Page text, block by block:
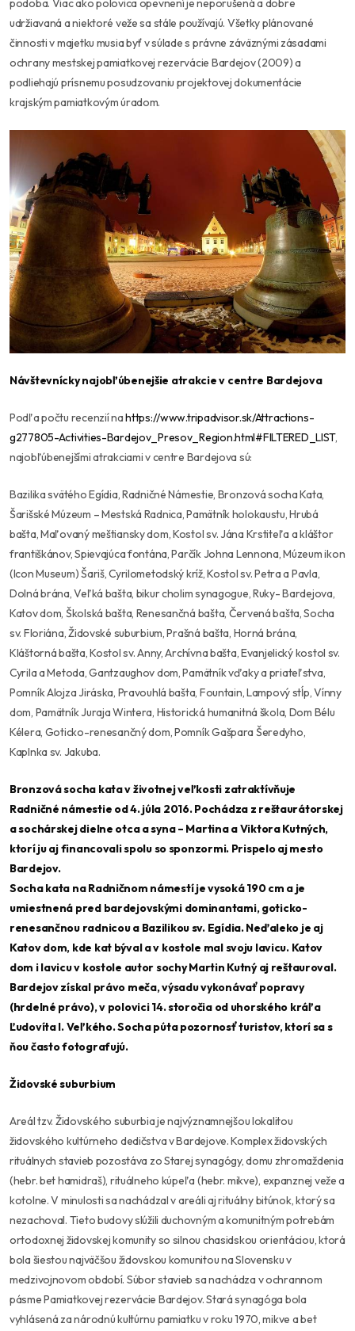
podoba. Viac ako polovica opevnení je neporušená a dobre
udržiavaná a niektoré veže sa stále používajú. Všetky plánované
činnosti v majetku musia byť v súlade s právne záväznými zásadami
ochrany mestskej pamiatkovej rezervácie Bardejov (2009) a
podliehajú prísnemu posudzovaniu projektovej dokumentácie
krajským pamiatkovým úradom.
Návštevnícky najobľúbenejšie atrakcie v centre Bardejova
Podľa počtu recenzií nahttps://www.tripadvisor.sk/Attractions-
g277805-Activities-Bardejov_Presov_Region.html#FILTERED_LIST,
najobľúbenejšími atrakciami v centre Bardejova sú:
Bazilika svätého Egídia, Radničné Námestie, Bronzová socha Kata,
Šarišské Múzeum – Mestská Radnica, Pamätník holokaustu, Hrubá
bašta, Maľovaný meštiansky dom, Kostol sv. Jána Krstiteľa a kláštor
františkánov, Spievajúca fontána, Parčík Johna Lennona, Múzeum ikon
(Icon Museum) Šariš, Cyrilometodský kríž, Kostol sv. Petra a Pavla,
Dolná brána, Veľká bašta, bikur cholim synagogue, Ruky- Bardejova,
Katov dom, Školská bašta, Renesančná bašta, Červená bašta, Socha
sv. Floriána, Židovské suburbium, Prašná bašta, Horná brána,
Kláštorná bašta, Kostol sv. Anny, Archívna bašta, Evanjelický kostol sv.
Cyrila a Metoda, Gantzaughov dom, Pamätník vďaky a priateľstva,
Pomník Alojza Jiráska, Pravouhlá bašta, Fountain, Lampový stĺp, Vínny
dom, Pamätník Juraja Wintera, Historická humanitná škola, Dom Bélu
Kélera, Goticko-renesančný dom, Pomník Gašpara Šeredyho,
Kaplnka sv. Jakuba.
Bronzová socha kata v životnej veľkosti zatraktívňuje
Radničné námestie od 4. júla 2016. Pochádza z reštaurátorskej
a sochárskej dielne otca a syna – Martina a Viktora Kutných,
ktorí ju aj financovali spolu so sponzormi. Prispelo aj mesto
Bardejov.
Socha kata na Radničnom námestí je vysoká 190 cm a je
umiestnená pred bardejovskými dominantami, goticko-
renesančnou radnicou a Bazilikou sv. Egídia. Neďaleko je aj
Katov dom, kde kat býval a v kostole mal svoju lavicu. Katov
dom i lavicu v kostole autor sochy Martin Kutný aj reštauroval.
Bardejov získal právo meča, výsadu vykonávať popravy
(hrdelné právo), v polovici 14. storočia od uhorského kráľa
Ľudovíta I. Veľkého. Socha púta pozornosť turistov, ktorí sa s
ňou často fotografujú.
Židovské suburbium
Areál tzv. Židovského suburbia je najvýznamnejšou lokalitou
židovského kultúrneho dedičstva v Bardejove. Komplex židovských
rituálnych stavieb pozostáva zo Starej synagógy, domu zhromaždenia
(hebr. bet hamidraš), rituálneho kúpeľa (hebr. mikve), expanznej veže a
kotolne. V minulosti sa nachádzal v areáli aj rituálny bitúnok, ktorý sa
nezachoval. Tieto budovy slúžili duchovným a komunitným potrebám
ortodoxnej židovskej komunity so silnou chasidskou orientáciou, ktorá
bola šiestou najväčšou židovskou komunitou na Slovensku v
medzivojnovom období. Súbor stavieb sa nachádza v ochrannom
pásme Pamiatkovej rezervácie Bardejov. Stará synagóga bola
vyhlásená za národnú kultúrnu pamiatku v roku 1970, mikve a bet